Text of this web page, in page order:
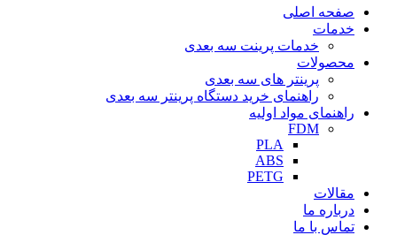
صفحه اصلی
خدمات
خدمات پرینت سه بعدی
محصولات
پرینتر های سه بعدی
راهنمای خرید دستگاه پرینتر سه بعدی
راهنمای مواد اولیه
FDM
PLA
ABS
PETG
مقالات
درباره ما
تماس با ما